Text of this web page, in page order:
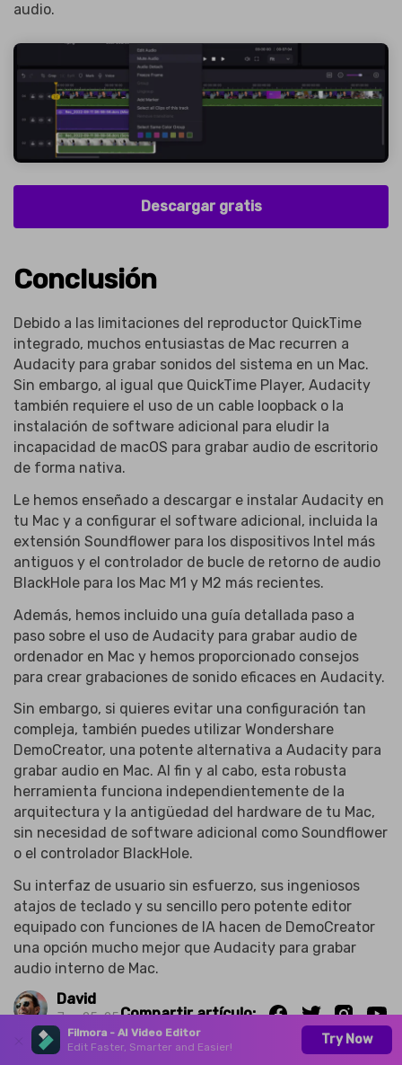
Filmora - AI Video Editor
Edit Faster, Smarter and Easier!
Try Now
audio.
Descargar gratis
Conclusión
Debido a las limitaciones del reproductor QuickTime
integrado, muchos entusiastas de Mac recurren a
Audacity para grabar sonidos del sistema en un Mac.
Sin embargo, al igual que QuickTime Player, Audacity
también requiere el uso de un cable loopback o la
instalación de software adicional para eludir la
incapacidad de macOS para grabar audio de escritorio
de forma nativa.
Le hemos enseñado a descargar e instalar Audacity en
tu Mac y a configurar el software adicional, incluida la
extensión Soundflower para los dispositivos Intel más
antiguos y el controlador de bucle de retorno de audio
BlackHole para los Mac M1 y M2 más recientes.
Además, hemos incluido una guía detallada paso a
paso sobre el uso de Audacity para grabar audio de
ordenador en Mac y hemos proporcionado consejos
para crear grabaciones de sonido eficaces en Audacity.
Sin embargo, si quieres evitar una configuración tan
compleja, también puedes utilizar Wondershare
DemoCreator, una potente alternativa a Audacity para
grabar audio en Mac. Al fin y al cabo, esta robusta
herramienta funciona independientemente de la
arquitectura y la antigüedad del hardware de tu Mac,
sin necesidad de software adicional como Soundflower
o el controlador BlackHole.
Su interfaz de usuario sin esfuerzo, sus ingeniosos
atajos de teclado y su sencillo pero potente editor
equipado con funciones de IA hacen de DemoCreator
una opción mucho mejor que Audacity para grabar
audio interno de Mac.
David
Jan 25, 25Compartir artículo: